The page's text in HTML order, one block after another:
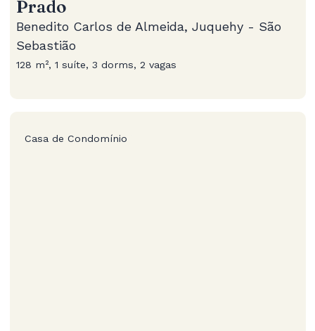
Prado
Benedito Carlos de Almeida, Juquehy - São
Sebastião
128 m², 1 suíte, 3 dorms, 2 vagas
Casa de Condomínio